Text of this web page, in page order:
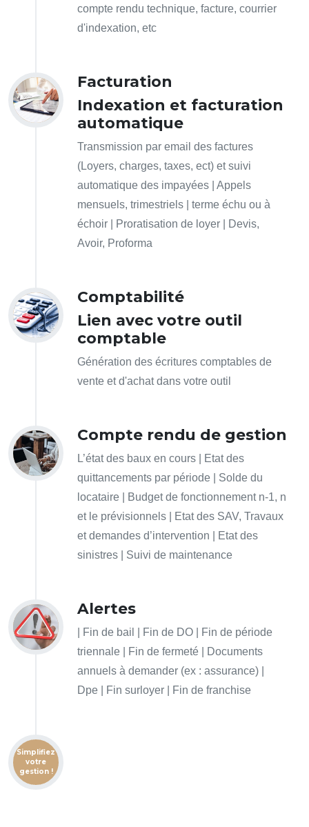
compte rendu technique, facture, courrier
d'indexation, etc
Facturation
Indexation et facturation
automatique
Transmission par email des factures
(Loyers, charges, taxes, ect) et suivi
automatique des impayées | Appels
mensuels, trimestriels | terme échu ou à
échoir | Proratisation de loyer | Devis,
Avoir, Proforma
Comptabilité
Lien avec votre outil
comptable
Génération des écritures comptables de
vente et d'achat dans votre outil
Compte rendu de gestion
L’état des baux en cours | Etat des
quittancements par période | Solde du
locataire | Budget de fonctionnement n-1, n
et le prévisionnels | Etat des SAV, Travaux
et demandes d’intervention | Etat des
sinistres | Suivi de maintenance
Alertes
| Fin de bail | Fin de DO | Fin de période
triennale | Fin de fermeté | Documents
annuels à demander (ex : assurance) |
Dpe | Fin surloyer | Fin de franchise
Simplifiez
votre
gestion !